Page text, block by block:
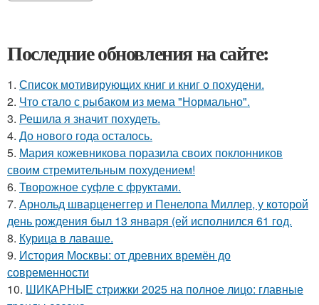
Последние обновления на сайте:
1. Список мотивирующих книг и книг о похудени.
2. Что стало с рыбаком из мема "Нормально".
3. Решила я значит похудеть.
4. До нового года осталось.
5. Мария кожевникова поразила своих поклонников
своим стремительным похудением!
6. Творожное суфле с фруктами.
7. Арнольд шварценеггер и Пенелопа Миллер, у которой
день рождения был 13 января (ей исполнился 61 год.
8. Курица в лаваше.
9. История Москвы: от древних времён до
современности
10. ШИКАРНЫЕ стрижки 2025 на полное лицо: главные